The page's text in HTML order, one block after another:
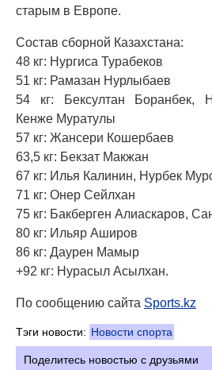
старым в Европе.
Состав сборной Казахстана:
48 кг: Нургиса Турабеков
51 кг: Рамазан Нурлыбаев
54 кг: Бексултан Боранбек,
Кенже Муратулы
57 кг: Жансери Кошербаев
63,5 кг: Бекзат Макжан
67 кг: Илья Калинин, Нурбек
71 кг: Онер Сейлхан
75 кг: Бакберген Алиаскаров,
80 кг: Ильяр Аширов
86 кг: Даурен Мамыр
+92 кг: Нурасыл Асылхан.
По сообщению сайта Sports.kz
Тэги новости: Новости спорта
Поделитесь новостью с друзьями